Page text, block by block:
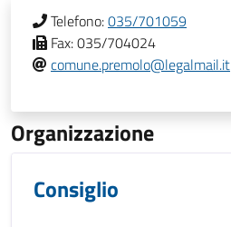
Telefono:035/701059
Fax:035/704024
comune.premolo@legalmail.it
Organizzazione
Consiglio